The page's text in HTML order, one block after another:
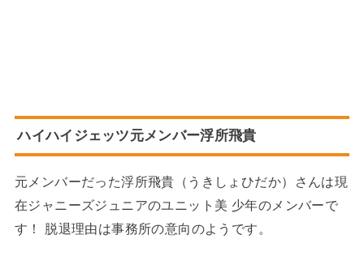
ハイハイジェッツ元メンバー浮所飛貴
元メンバーだった浮所飛貴（うきしょひだか）さんは現
在ジャニーズジュニアのユニット美 少年のメンバーで
す！ 脱退理由は事務所の意向のようです。